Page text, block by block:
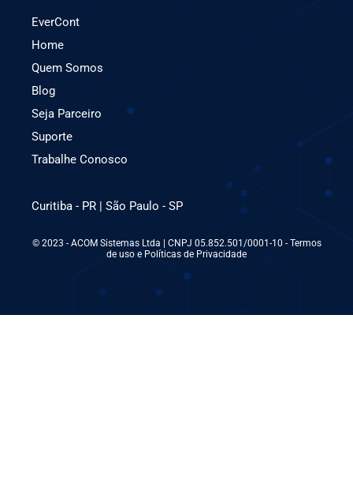
EverCont
Home
Quem Somos
Blog
Seja Parceiro
Suporte
Trabalhe Conosco
Curitiba - PR | São Paulo - SP
© 2023 - ACOM Sistemas Ltda | CNPJ 05.852.501/0001-10 - Termos
de uso e Políticas de Privacidade